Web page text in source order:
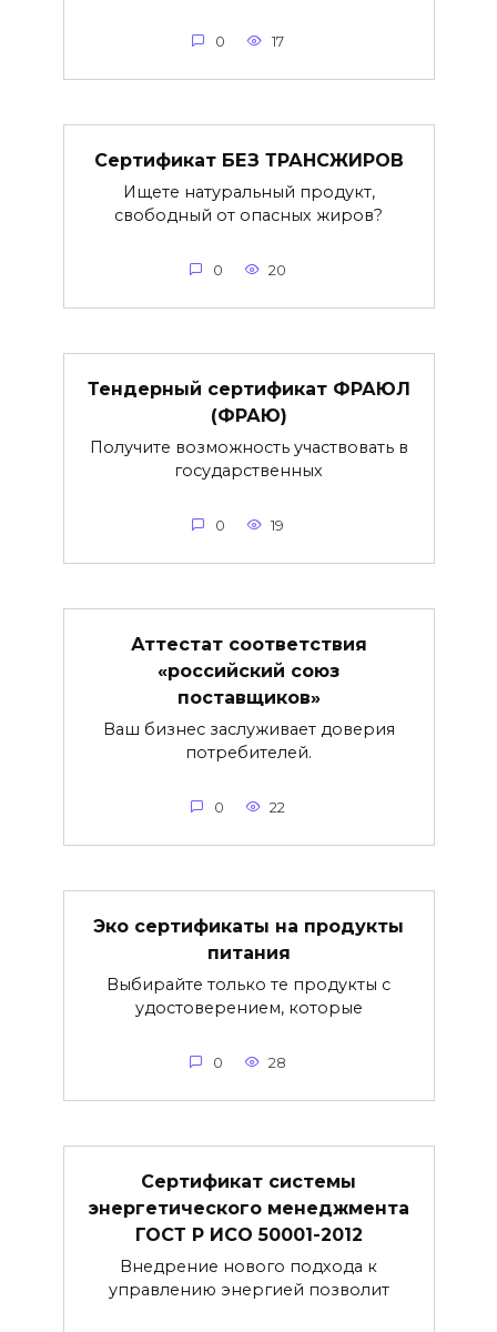
0 17
Сертификат БЕЗ ТРАНСЖИРОВ
Ищете натуральный продукт,
свободный от опасных жиров?
0 20
Тендерный сертификат ФРАЮЛ
(ФРАЮ)
Получите возможность участвовать в
государственных
0 19
Аттестат соответствия
«российский союз
поставщиков»
Ваш бизнес заслуживает доверия
потребителей.
0 22
Эко сертификаты на продукты
питания
Выбирайте только те продукты с
удостоверением, которые
0 28
Сертификат системы
энергетического менеджмента
ГОСТ Р ИСО 50001-2012
Внедрение нового подхода к
управлению энергией позволит